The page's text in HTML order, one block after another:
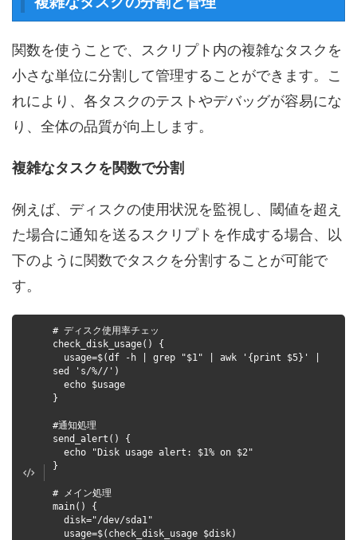
関数を使うことで、スクリプト内の複雑なタスクを
小さな単位に分割して管理することができます。こ
れにより、各タスクのテストやデバッグが容易にな
り、全体の品質が向上します。
複雑なタスクを関数で分割
例えば、ディスクの使用状況を監視し、閾値を超え
た場合に通知を送るスクリプトを作成する場合、以
下のように関数でタスクを分割することが可能で
す。
# ディスク使用率チェッ
check_disk_usage() {
usage=$(df -h | grep "$1" | awk '{print $5}' |
sed 's/%//')
echo $usage
}
#通知処理
send_alert() {
echo "Disk usage alert: $1% on $2"
}
# メイン処理
main() {
disk="/dev/sda1"
usage=$(check_disk_usage $disk)